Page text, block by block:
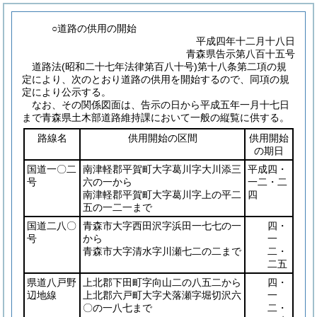
○道路の供用の開始
平成四年十二月十八日
青森県告示第八百十五号
道路法(昭和二十七年法律第百八十号)第十八条第二項の規
定により、次のとおり道路の供用を開始するので、同項の規
定により公示する。
なお、その関係図面は、告示の日から平成五年一月十七日
まで青森県土木部道路維持課において一般の縦覧に供する。
路線名
供用開始の区間
供用開始
の期日
国道一〇二
号
南津軽郡平賀町大字葛川字大川添三
六の一から
南津軽郡平賀町大字葛川字上の平二
五の一二一まで
平成四・
一二・二
四
国道二八〇
号
青森市大字西田沢字浜田一七七の一
から
青森市大字清水字川瀬七二の二まで
四・
一
二・
二五
県道八戸野
辺地線
上北郡下田町字向山二の八五二から
上北郡六戸町大字犬落瀬字堀切沢六
〇の一八七まで
四・
一
二・